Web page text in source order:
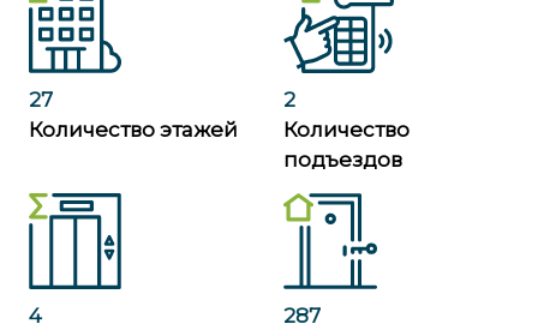
27
Количество этажей
2
Количество
подъездов
4
287